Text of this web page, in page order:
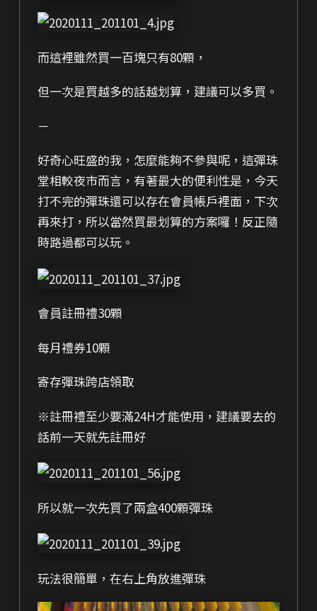
而這裡雖然買一百塊只有80顆，
但一次是買越多的話越划算，建議可以多買。
－
好奇心旺盛的我，怎麼能夠不參與呢，這彈珠
堂相較夜市而言，有著最大的便利性是，今天
打不完的彈珠還可以存在會員帳戶裡面，下次
再來打，所以當然買最划算的方案囉！反正隨
時路過都可以玩。
會員註冊禮30顆
每月禮券10顆
寄存彈珠跨店領取
※註冊禮至少要滿24H才能使用，建議要去的
話前一天就先註冊好
所以就一次先買了兩盒400顆彈珠
玩法很簡單，在右上角放進彈珠